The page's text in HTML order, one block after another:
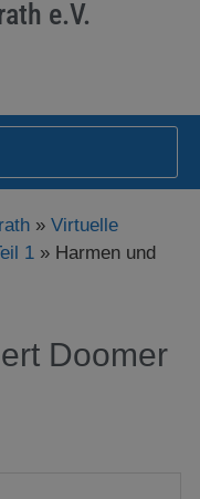
e.V.
» Virtuelle
1 » Harmen und
Doomer